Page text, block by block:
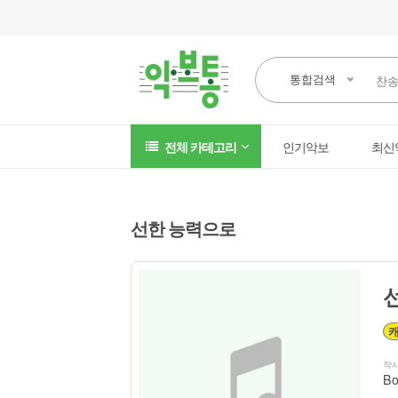
통합검색
전체 카테고리 인기악보 최
선한 능력으로
작